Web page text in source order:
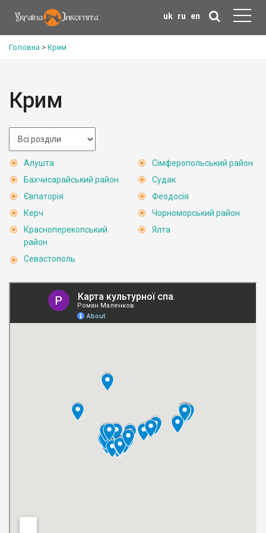
uk ru en
Головна > Крим
Крим
Алушта
Бахчисарайський район
Євпаторія
Керч
Красноперекопський
район
Севастополь
Сімферопольський район
Судак
Феодосія
Чорноморський район
Ялта